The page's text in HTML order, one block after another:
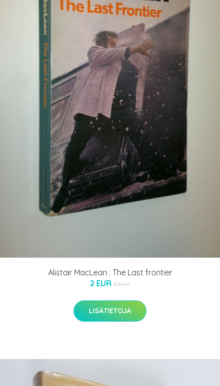
Alistair MacLean : The Last frontier
2 EUR 3 EUR
LISÄTIETOJA